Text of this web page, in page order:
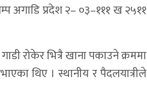
अगाडि प्रदेश २– ०३–१११ ख २५११
रोकेर भित्रै खाना पकाउने क्रममा
थिए । स्थानीय र पैदलयात्रीले